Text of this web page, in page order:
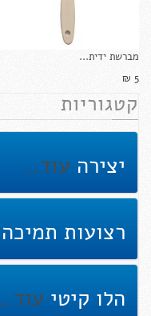
מברשת ידית...
5 ₪‎
קטגוריות
יצירה עוד..
רצועות תמיכה
הלו קיטי עוד..